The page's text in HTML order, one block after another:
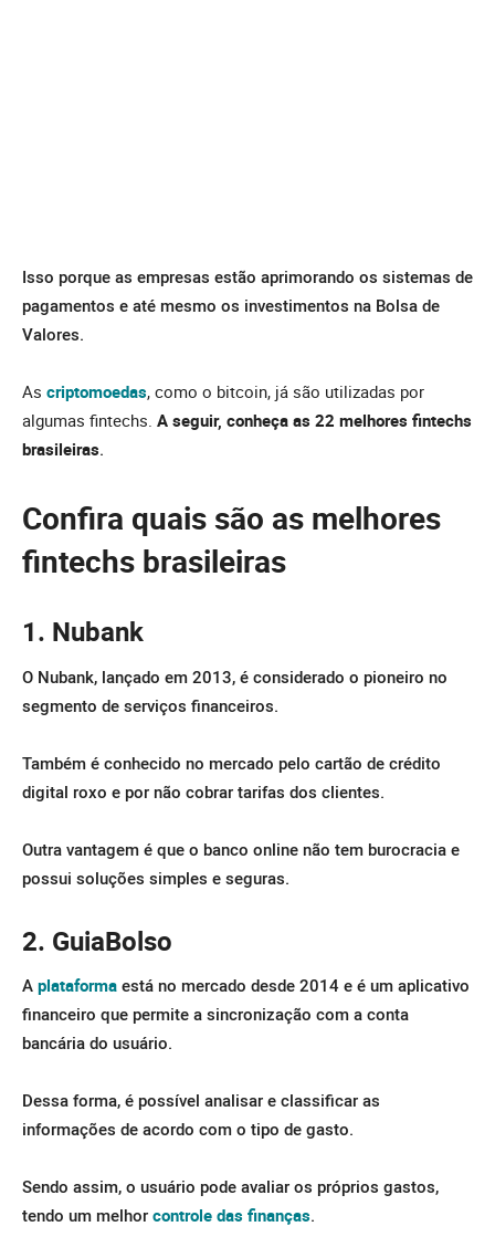
Isso porque as empresas estão aprimorando os sistemas de
pagamentos e até mesmo os investimentos na Bolsa de
Valores.
As criptomoedas, como o bitcoin, já são utilizadas por
algumas fintechs. A seguir, conheça as 22 melhores fintechs
brasileiras.
Confira quais são as melhores
fintechs brasileiras
1. Nubank
O Nubank, lançado em 2013, é considerado o pioneiro no
segmento de serviços financeiros.
Também é conhecido no mercado pelo cartão de crédito
digital roxo e por não cobrar tarifas dos clientes.
Outra vantagem é que o banco online não tem burocracia e
possui soluções simples e seguras.
2. GuiaBolso
A plataforma está no mercado desde 2014 e é um aplicativo
financeiro que permite a sincronização com a conta
bancária do usuário.
Dessa forma, é possível analisar e classificar as
informações de acordo com o tipo de gasto.
Sendo assim, o usuário pode avaliar os próprios gastos,
tendo um melhor controle das finanças.